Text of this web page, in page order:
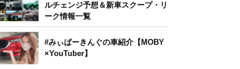
ルチェンジ予想＆新車スクープ・リ
ーク情報一覧
#みぃぱーきんぐの車紹介【MOBY
×YouTuber】